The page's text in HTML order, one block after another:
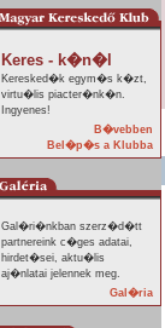
Keres - k�n�l
Keresked�k egym�s k�zt,
virtu�lis piacter�nk�n.
Ingyenes!
B�vebben
Bel�p�s a Klubba
Gal�ri�nkban szerz�d�tt
partnereink c�ges adatai,
hirdet�sei, aktu�lis
aj�nlatai jelennek meg.
Gal�ria